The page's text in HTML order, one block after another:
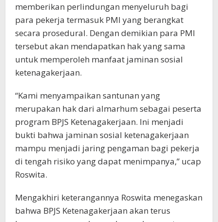
memberikan perlindungan menyeluruh bagi
para pekerja termasuk PMI yang berangkat
secara prosedural. Dengan demikian para PMI
tersebut akan mendapatkan hak yang sama
untuk memperoleh manfaat jaminan sosial
ketenagakerjaan.
“Kami menyampaikan santunan yang
merupakan hak dari almarhum sebagai peserta
program BPJS Ketenagakerjaan. Ini menjadi
bukti bahwa jaminan sosial ketenagakerjaan
mampu menjadi jaring pengaman bagi pekerja
di tengah risiko yang dapat menimpanya,” ucap
Roswita.
Mengakhiri keterangannya Roswita menegaskan
bahwa BPJS Ketenagakerjaan akan terus